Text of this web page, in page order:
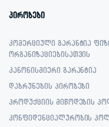
პირობები
კომერციული გარანტია
ორგანიზაციებისათვის
კანონისმიერი გარანტია
დაბრუნების პირობები
პროდუქციის მიწოდების
კონფიდენციალურობის